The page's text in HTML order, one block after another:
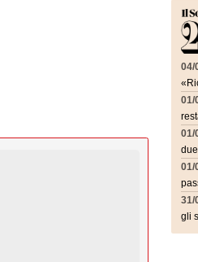
04/
01/
01/
01/
31/
gli